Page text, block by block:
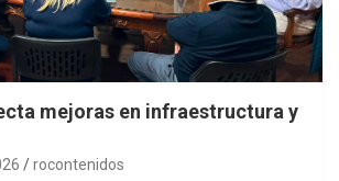
mejoras en infraestructura y
rocontenidos